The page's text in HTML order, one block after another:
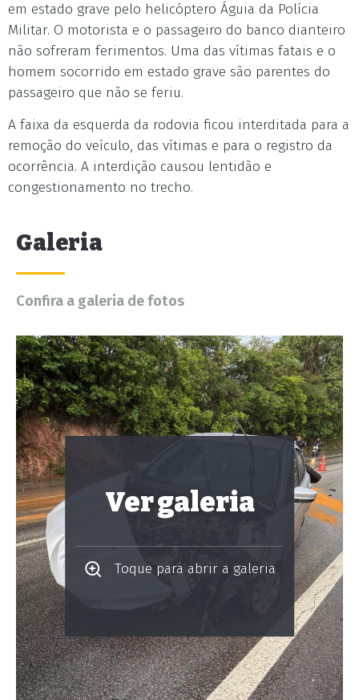
em estado grave pelo helicóptero Águia da Polícia
Militar. O motorista e o passageiro do banco dianteiro
não sofreram ferimentos. Uma das vítimas fatais e o
homem socorrido em estado grave são parentes do
passageiro que não se feriu.
A faixa da esquerda da rodovia ficou interditada para a
remoção do veículo, das vítimas e para o registro da
ocorrência. A interdição causou lentidão e
congestionamento no trecho.
Galeria
Confira a galeria de fotos
Ver galeria
Toque para abrir a galeria